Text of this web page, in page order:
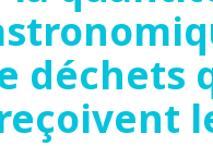
déchets